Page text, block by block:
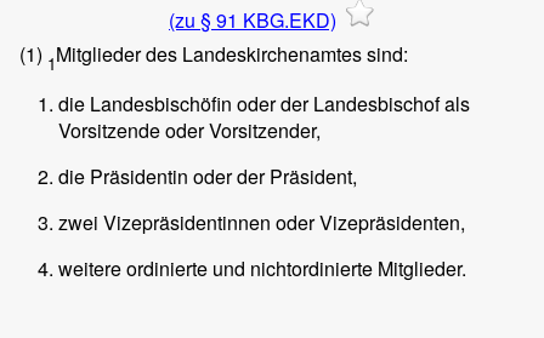
(zu § 91 KBG.EKD)
(1) 1Mitglieder des Landeskirchenamtes sind:
die Landesbischöfin oder der Landesbischof als
Vorsitzende oder Vorsitzender,
die Präsidentin oder der Präsident,
zwei Vizepräsidentinnen oder Vizepräsidenten,
weitere ordinierte und nichtordinierte Mitglieder.